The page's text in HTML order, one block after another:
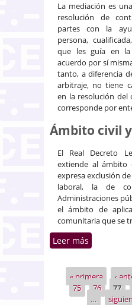
La mediación es
resolución de
partes con la
persona,
que les guía en
acuerdo por sí
tanto, a diferencia
arbitraje, no tiene
en la resolución del
corresponde por
Ámbito civil
El Real Decreto
extiende al ámbito
expresa exclusión
laboral, la de
Administraciones
el ámbito de
comunitaria que se
Leer más
conflictos
Páginas
« primera ‹
75
76 77
…